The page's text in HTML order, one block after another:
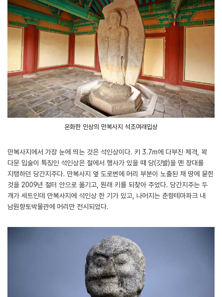
온화한 인상의 만복사지 석조여래입상
만복사지에서 가장 눈에 띄는 것은 석인상이다. 키 3.7m에 다부진 체격, 꽉
다문 입술이 특징인 석인상은 절에서 행사가 있을 때 당(깃발)을 멘 장대를
지탱하던 당간지주다. 만복사지 옆 도로변에 머리 부분이 노출된 채 땅에 묻힌
것을 2009년 절터 안으로 옮기고, 원래 키를 되찾아 주었다. 당간지주는 두
개가 세트인데 만복사지에 석인상 한 기가 있고, 나머지는 춘향테마파크 내
남원향토박물관에 머리만 전시되었다.